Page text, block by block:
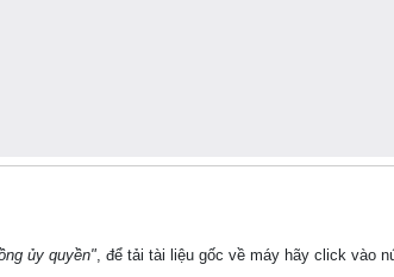
ủy quyền", để tải tài liệu gốc về máy hãy click vào